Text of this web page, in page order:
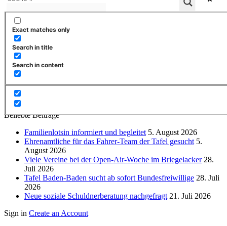
Exact matches only
Search in title
Search in content
Aus den Bereichen
Allgemein
Alter und Pflege
Integration und Teilhabe
Psychische Gesundheit 9
Beliebte Beiträge
Familienlotsin informiert und begleitet 5. August 2026
Ehrenamtliche für das Fahrer-Team der Tafel gesucht 5.
August 2026
Viele Vereine bei der Open-Air-Woche im Briegelacker 28.
Juli 2026
Tafel Baden-Baden sucht ab sofort Bundesfreiwillige 28. Juli
2026
Neue soziale Schuldnerberatung nachgefragt 21. Juli 2026
Sign in Create an Account